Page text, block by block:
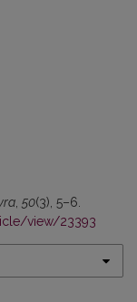
50(3), 5–6.
view/23393